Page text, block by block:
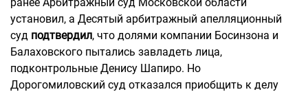
установил, а Десятый арбитражный апелляционный
суд подтвердил, что долями компании Босинзона и
Балаховского пытались завладеть лица,
подконтрольные Денису Шапиро. Но
Дорогомиловский суд отказался приобщить к делу